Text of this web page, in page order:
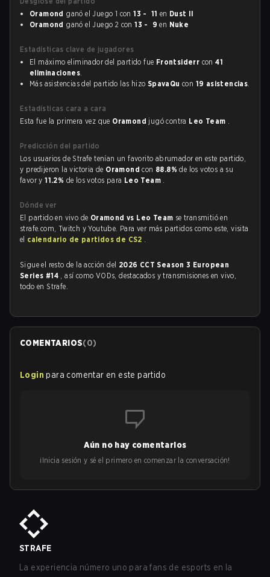
Oramond ganó el Juego 1 con13 - 11 en Dust II
Oramond ganó el Juego 2 con13 - 9 en Nuke
Estadísticas clave de jugadores
El máximo eliminador del partido fue Frontsiderr con41
eliminaciones.
Más asistencias del partido las hizo SpavaQu con 19 asistencias.
Estadísticas cara a cara
Esta fue la primera vez que Oramond jugó contra Leo Team .
Predicción del partido
Los usuarios de Strafe tenían un favorito abrumador en este partido,
y predijeron la victoria de Oramondcon 88.8%de los votos a su
favor y11.2% de los votos para Leo Team .
Dónde ver
El partido en vivo de Oramond vs Leo Team se transmitió en
strafe.com, Twitch y Youtube. Para ver más partidos como este, visita
el calendario de partidos de CS2 .
Sigue el resto de la acción del 2026 CCT Season 3 European
Series #14 , así como VODs, destacados y transmisiones en vivo,
todo en Strafe.
COMENTARIOS(0)
Login para comentar en este partido
Aún no hay comentarios
¡Inicia sesión y sé el primero en comenzar la conversación!
STRAFE
La experiencia número uno para fans de esports en la